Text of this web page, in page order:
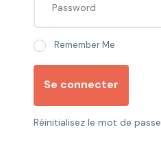
Remember Me
Se connecter
Réinitialisez le mot de passe